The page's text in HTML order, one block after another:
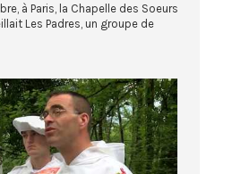
à Paris, la Chapelle des Soeurs
Les Padres, un groupe de